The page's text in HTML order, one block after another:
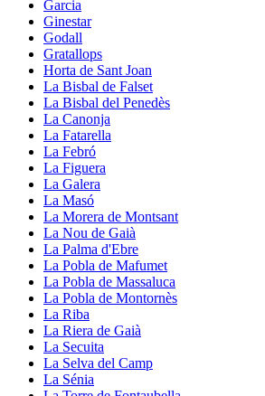
Garcia
Ginestar
Godall
Gratallops
Horta de Sant Joan
La Bisbal de Falset
La Bisbal del Penedès
La Canonja
La Fatarella
La Febró
La Figuera
La Galera
La Masó
La Morera de Montsant
La Nou de Gaià
La Palma d'Ebre
La Pobla de Mafumet
La Pobla de Massaluca
La Pobla de Montornès
La Riba
La Riera de Gaià
La Secuita
La Selva del Camp
La Sénia